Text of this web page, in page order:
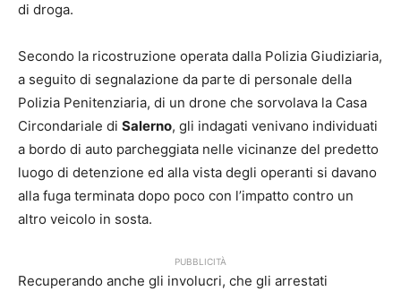
di droga.
Secondo la ricostruzione operata dalla Polizia Giudiziaria,
a seguito di segnalazione da parte di personale della
Polizia Penitenziaria, di un drone che sorvolava la Casa
Circondariale di Salerno, gli indagati venivano individuati
a bordo di auto parcheggiata nelle vicinanze del predetto
luogo di detenzione ed alla vista degli operanti si davano
alla fuga terminata dopo poco con l’impatto contro un
altro veicolo in sosta.
PUBBLICITÀ
Recuperando anche gli involucri, che gli arrestati